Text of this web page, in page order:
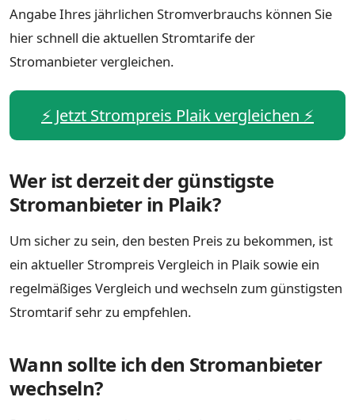
Angabe Ihres jährlichen Stromverbrauchs können Sie
hier schnell die aktuellen Stromtarife der
Stromanbieter vergleichen.
⚡️ Jetzt Strompreis Plaik vergleichen ⚡️
Wer ist derzeit der günstigste
Stromanbieter in Plaik?
Um sicher zu sein, den besten Preis zu bekommen, ist
ein aktueller Strompreis Vergleich in Plaik sowie ein
regelmäßiges Vergleich und wechseln zum günstigsten
Stromtarif sehr zu empfehlen.
Wann sollte ich den Stromanbieter
wechseln?